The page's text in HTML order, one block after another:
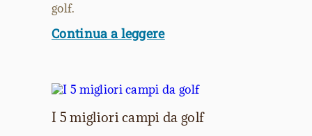
golf.
Continua a leggere
I 5 migliori campi da golf